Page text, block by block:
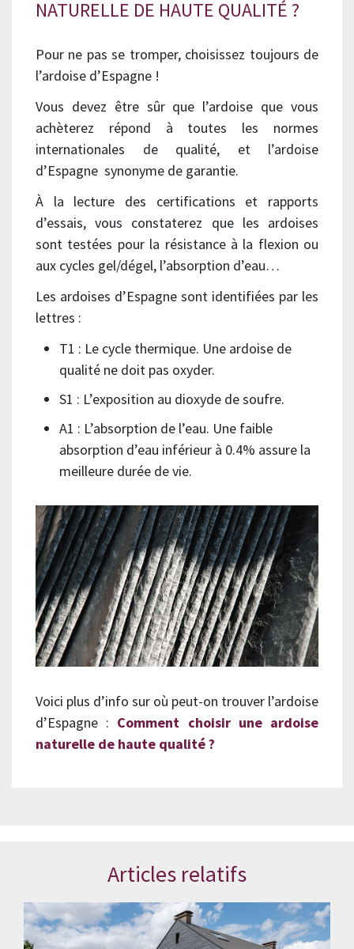
NATURELLE DE HAUTE QUALITÉ ?
Pour ne pas se tromper, choisissez toujours de
l’ardoise d’Espagne !
Vous devez être sûr que l’ardoise que vous
achèterez répond à toutes les normes
internationales de qualité, et l’ardoise
d’Espagne synonyme de garantie.
À la lecture des certifications et rapports
d’essais, vous constaterez que les ardoises
sont testées pour la résistance à la flexion ou
aux cycles gel/dégel, l’absorption d’eau…
Les ardoises d’Espagne sont identifiées par les
lettres :
T1 : Le cycle thermique. Une ardoise de
qualité ne doit pas oxyder.
S1 : L’exposition au dioxyde de soufre.
A1 : L’absorption de l’eau. Une faible
absorption d’eau inférieur à 0.4% assure la
meilleure durée de vie.
Voici plus d’info sur où peut-on trouver l’ardoise
d’Espagne : Comment choisir une ardoise
naturelle de haute qualité ?
Articles relatifs